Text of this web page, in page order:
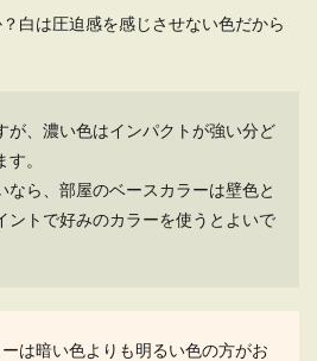
を機に娘が一人暮らしをするとなると、アパ
暮らしをする大人女性が目指した
ンテリアと選び方
白は圧迫感を感じさせない色だから
が、濃い色はインパクトが強い分ど
。
なら、部屋のベースカラーは壁色と
ントで好みのカラーを使うとよいで
は暗い色よりも明るい色の方がお